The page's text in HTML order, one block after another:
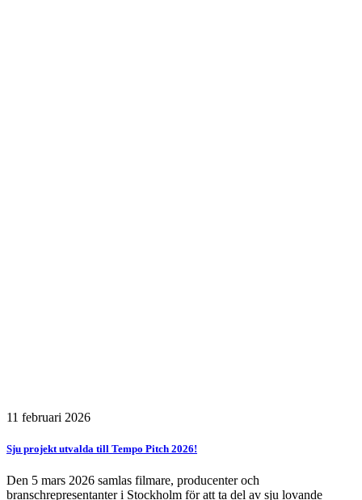
11 februari 2026
Sju projekt utvalda till Tempo Pitch 2026!
Den 5 mars 2026 samlas filmare, producenter och
branschrepresentanter i Stockholm för att ta del av sju lovande